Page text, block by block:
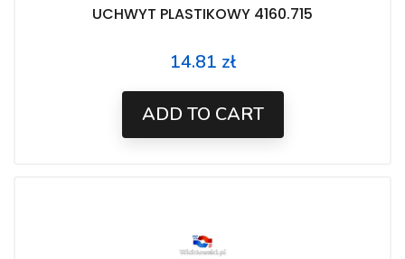
UCHWYT PLASTIKOWY 4160.715
Price
14.81 zł
ADD TO CART